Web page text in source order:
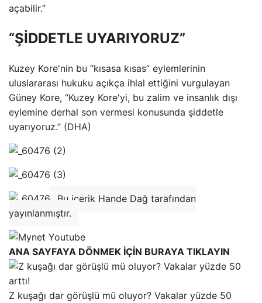
açabilir.”
“ŞİDDETLE UYARIYORUZ”
Kuzey Kore'nin bu “kısasa kısas” eylemlerinin
uluslararası hukuku açıkça ihlal ettiğini vurgulayan
Güney Kore, “Kuzey Kore'yi, bu zalim ve insanlık dışı
eylemine derhal son vermesi konusunda şiddetle
uyarıyoruz.” (DHA)
Bu içerik Hande Dağ tarafından
yayınlanmıştır.
ANA SAYFAYA DÖNMEK İÇİN BURAYA TIKLAYIN
Z kuşağı dar görüşlü mü oluyor? Vakalar yüzde 50